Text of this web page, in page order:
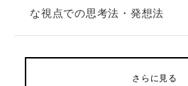
な視点での思考法・発想法
さらに見る